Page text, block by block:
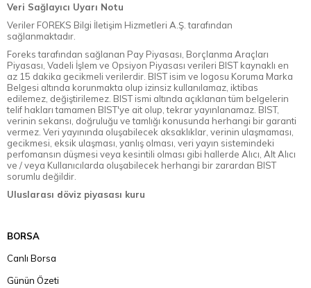
Veri Sağlayıcı Uyarı Notu
Veriler FOREKS Bilgi İletişim Hizmetleri A.Ş. tarafından
sağlanmaktadır.
Foreks tarafından sağlanan Pay Piyasası, Borçlanma Araçları
Piyasası, Vadeli İşlem ve Opsiyon Piyasası verileri BIST kaynaklı en
az 15 dakika gecikmeli verilerdir. BIST isim ve logosu Koruma Marka
Belgesi altında korunmakta olup izinsiz kullanılamaz, iktibas
edilemez, değiştirilemez. BIST ismi altında açıklanan tüm belgelerin
telif hakları tamamen BIST'ye ait olup, tekrar yayınlanamaz. BIST,
verinin sekansı, doğruluğu ve tamlığı konusunda herhangi bir garanti
vermez. Veri yayınında oluşabilecek aksaklıklar, verinin ulaşmaması,
gecikmesi, eksik ulaşması, yanlış olması, veri yayın sistemindeki
perfomansın düşmesi veya kesintili olması gibi hallerde Alıcı, Alt Alıcı
ve / veya Kullanıcılarda oluşabilecek herhangi bir zarardan BIST
sorumlu değildir.
Uluslarası döviz piyasası kuru
BORSA
Canlı Borsa
Günün Özeti